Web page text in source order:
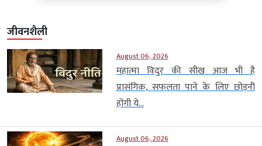
जीवनशैली
August 06, 2026
महात्मा विदुर की सीख आज भी है
प्रासंगिक, सफलता पाने के लिए छोड़नी
होंगी ये...
August 06, 2026